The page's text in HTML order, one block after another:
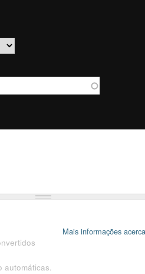
Mais informações
automáticas.